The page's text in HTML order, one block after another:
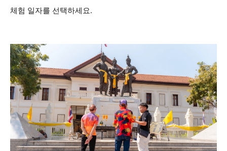
체험 일자를 선택하세요.